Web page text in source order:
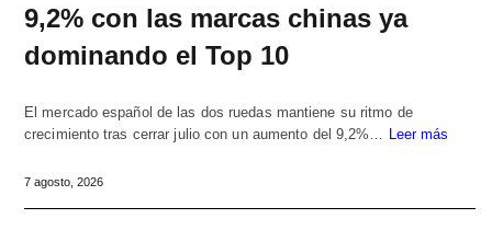
9,2% con las marcas chinas ya
dominando el Top 10
El mercado español de las dos ruedas mantiene su ritmo de
crecimiento tras cerrar julio con un aumento del 9,2%…
Leer más
7 agosto, 2026